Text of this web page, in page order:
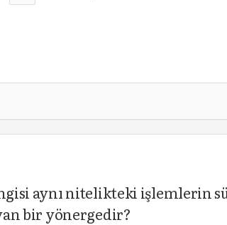
aynı nitelikteki işlemlerin
bir yönergedir?